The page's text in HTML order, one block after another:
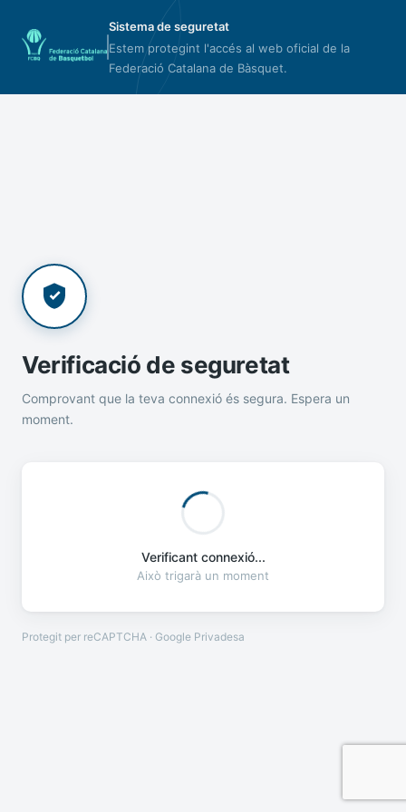
Sistema de seguretat
Estem protegint l'accés al web oficial de la
Federació Catalana de Bàsquet.
Verificació de seguretat
Comprovant que la teva connexió és segura. Espera un
moment.
Verificant connexió...
Això trigarà un moment
Protegit per reCAPTCHA · Google Privadesa